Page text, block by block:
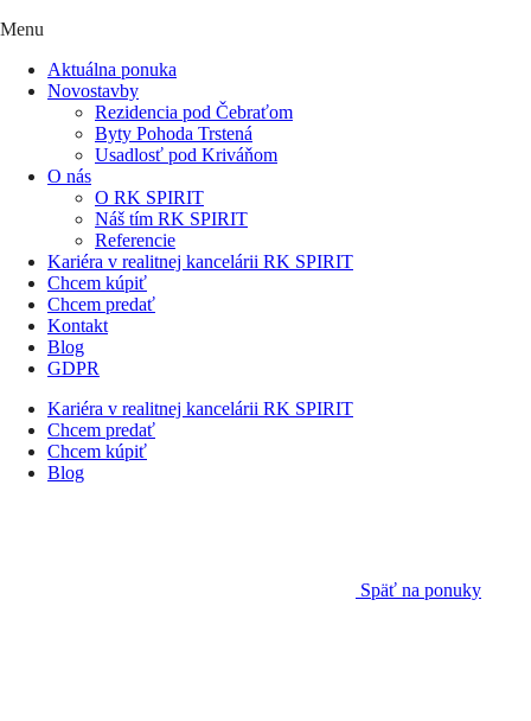
Menu
Aktuálna ponuka
Novostavby
Rezidencia pod Čebraťom
Byty Pohoda Trstená
Usadlosť pod Kriváňom
O nás
O RK SPIRIT
Náš tím RK SPIRIT
Referencie
Kariéra v realitnej kancelárii RK SPIRIT
Chcem kúpiť
Chcem predať
Kontakt
Blog
GDPR
Kariéra v realitnej kancelárii RK SPIRIT
Chcem predať
Chcem kúpiť
Blog
Späť na ponuky